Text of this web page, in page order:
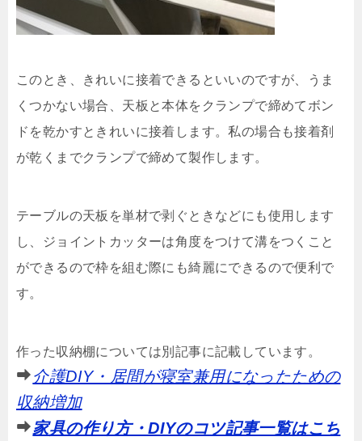
このとき、きれいに接着できるといいのですが、うま
くつかない場合、天板と本体をクランプで締めてボン
ドを乾かすときれいに接着します。私の場合も接着剤
が乾くまでクランプで締めて製作します。
テーブルの天板を単材で剥ぐときなどにも使用します
し、ジョイントカッターは角度をつけて溝をつくこと
ができるので枠を組む際にも綺麗にできるので便利で
す。
作った収納棚については別記事に記載しています。
介護DIY・居間が寝室兼用になったための
収納増加
家具の作り方・DIYのコツ記事一覧はこち